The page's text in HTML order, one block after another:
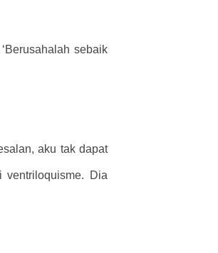
sebaik
aku tak dapat
ventriloquisme. Dia